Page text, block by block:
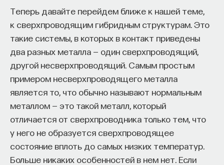
Теперь давайте перейдем ближе к нашей теме,
к сверхпроводящим гибридным структурам. Это
такие системы, в которых в контакт приведены
два разных металла — один сверхпроводящий,
другой несверхпроводящий. Самым простым
примером несверхпроводящего металла
является то, что обычно называют нормальным
металлом — это такой металл, который
отличается от сверхпроводника только тем, что
у него не образуется сверхпроводящее
состояние вплоть до самых низких температур.
Больше никаких особенностей в нем нет. Если
ИИ, потому что сам факт его использования еще
ничего не объясняет. Важно не то, что студент
обратился к ИИ, а то, как именно он это делает.
Если воспринимать ИИ просто как помощника,
ресурс или способ сэкономить усилия, студенты
чаще всего лишь снижают когнитивную
нагрузку — а университет вообще не для этого
создан. Они некритично делегируют агенту
самые разные задачи и переносят в эту
коммуникацию далеко не лучшие привычки.
Но если использовать ИИ как сложного
собеседника, который заставляет уточнять